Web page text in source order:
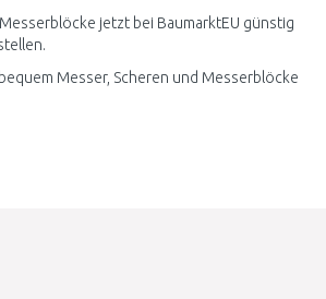
jetzt bei BaumarktEU günstig
Messer, Scheren und Messerblöcke